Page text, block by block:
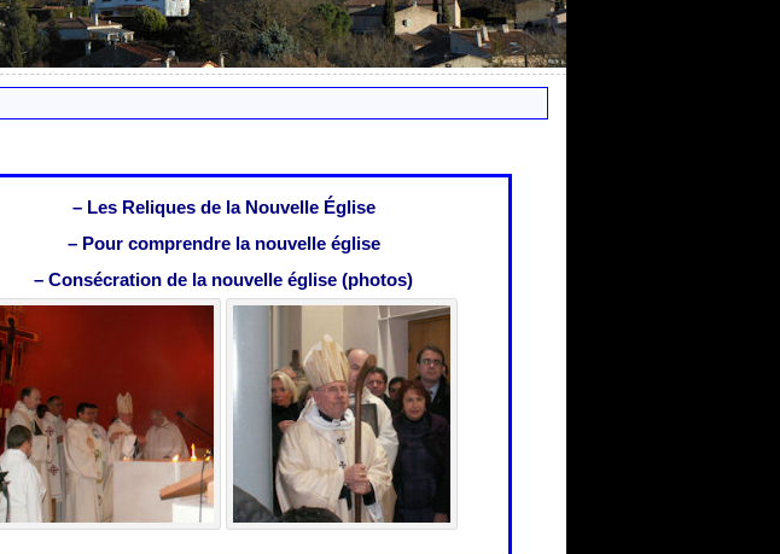
– Les Reliques de la Nouvelle Église
– Pour comprendre la nouvelle église
– Consécration de la nouvelle église (photos)